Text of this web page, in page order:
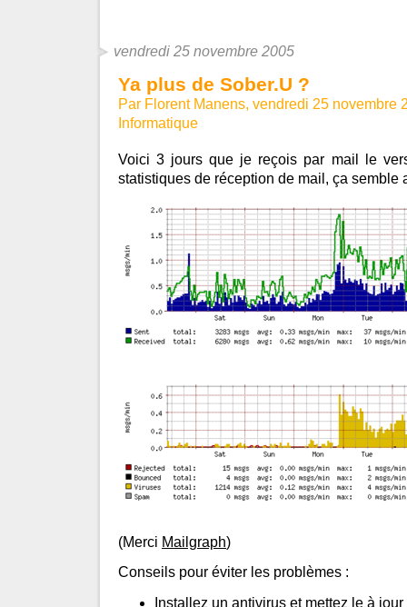
vendredi 25 novembre 2005
Ya plus de Sober.U ?
Par Florent Manens, vendredi 25 novembre
Informatique
Voici 3 jours que je reçois par mail le
statistiques de réception de mail, ça semble
(Merci Mailgraph)
Conseils pour éviter les problèmes :
Installez un antivirus et mettez le à jour